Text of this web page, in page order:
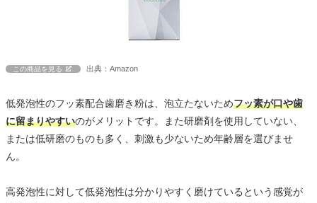
この商品を見る 出典：Amazon
低発泡性のフッ素配合歯磨き粉は、泡立たないためフッ素が口や歯
に留まりやすいのがメリットです。また研磨剤を使用していない、
または低研磨のものも多く、刺激も少ないため年齢層を選びませ
ん。
高発泡性に対して低発泡性は分かりやすく磨けているという感覚が